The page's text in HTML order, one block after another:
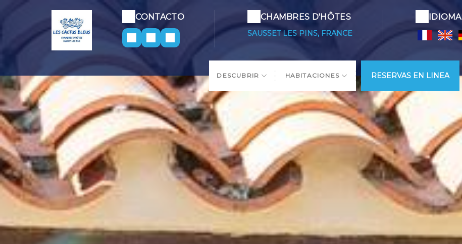
CONTACTO CHAMBRES D'HÔTES
SAUSSET LES PINS, FRANCE
DESCUBRIR HABITACIONES RESERVAS EN LINEA